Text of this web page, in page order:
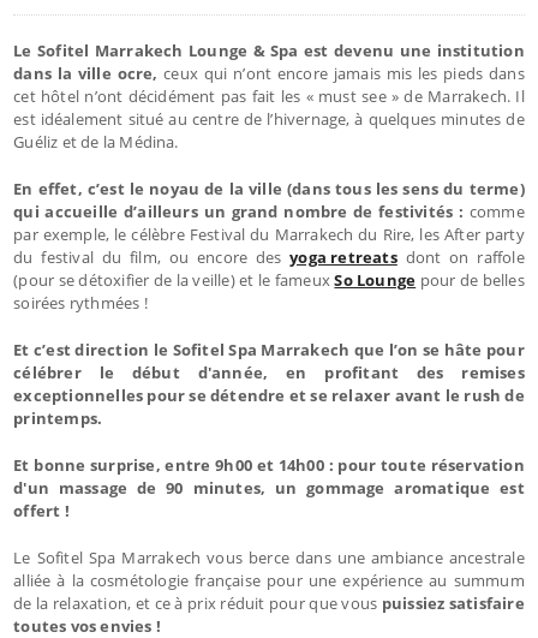
Le Sofitel Marrakech Lounge & Spa est devenu une institution
dans la ville ocre, ceux qui n’ont encore jamais mis les pieds dans
cet hôtel n’ont décidément pas fait les « must see » de Marrakech. Il
est idéalement situé au centre de l’hivernage, à quelques minutes de
Guéliz et de la Médina.
En effet, c’est le noyau de la ville (dans tous les sens du terme)
qui accueille d’ailleurs un grand nombre de festivités : comme
par exemple, le célèbre Festival du Marrakech du Rire, les After party
du festival du film, ou encore desyoga retreatsdont on raffole
(pour se détoxifier de la veille) et le fameuxSo Lounge pour de belles
soirées rythmées !
Et c’est direction le Sofitel Spa Marrakech que l’on se hâte pour
célébrer le début d'année, en profitant des remises
exceptionnelles pour se détendre et se relaxer avant le rush de
printemps.
Et bonne surprise, entre 9h00 et 14h00 : pour toute réservation
d'un massage de 90 minutes, un gommage aromatique est
offert !
Le Sofitel Spa Marrakech vous berce dans une ambiance ancestrale
alliée à la cosmétologie française pour une expérience au summum
de la relaxation, et ce à prix réduit pour que vous puissiez satisfaire
toutes vos envies !